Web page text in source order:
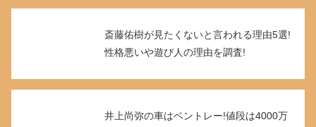
斎藤佑樹が見たくないと言われる理由5選!
性格悪いや遊び人の理由を調査!
井上尚弥の車はベントレー!値段は4000万